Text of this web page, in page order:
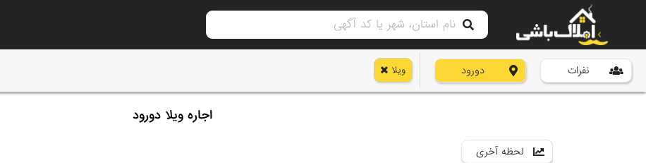
نفرات دورود ویلا
اجاره ویلا دورود
لحظه آخری